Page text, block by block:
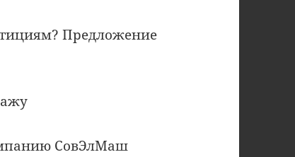
Предложение
СовЭлМаш